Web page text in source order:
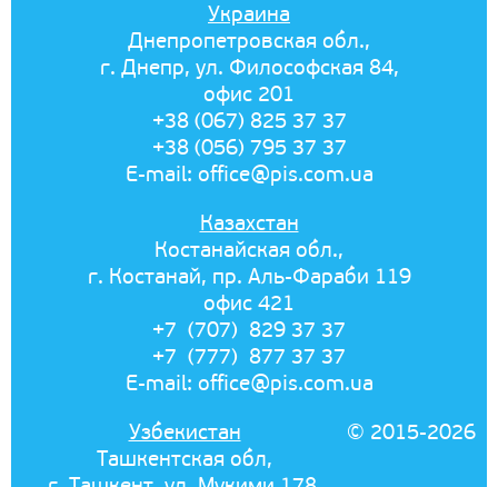
Украина
Днепропетровская обл.,
г. Днепр, ул. Философская 84,
офис 201
+38 (067) 825 37 37
+38 (056) 795 37 37
E-mail: office@pis.com.ua
Казахстан
Костанайская обл.,
г. Костанай, пр. Аль-Фараби 119
офис 421
+7 (707) 829 37 37
+7 (777) 877 37 37
E-mail: office@pis.com.ua
Узбекистан
Ташкентская обл,
© 2015-2026